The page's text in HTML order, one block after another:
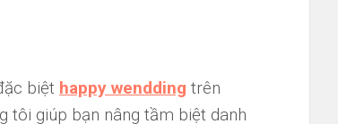
biệt happy wendding trên
tôi giúp bạn nâng tầm biệt danh